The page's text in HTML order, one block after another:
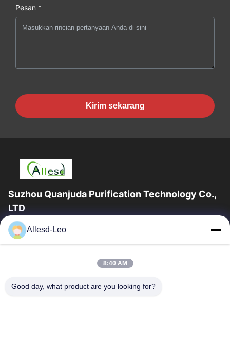
Pesan *
Kirim sekarang
Suzhou Quanjuda Purification Technology Co.,
LTD
Pengalaman 16 tahun, Sebagai produsen dan pengekspor
produk ESD & Cleanroom terkemuka, kami menawarkan jajaran
Rumah
Produk
Allesd-Leo
8:40 AM
Good day, what product are you looking for?